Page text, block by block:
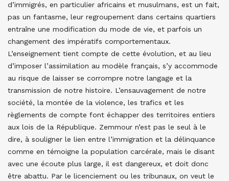
d’immigrés, en particulier africains et musulmans, est un fait,
pas un fantasme, leur regroupement dans certains quartiers
entraîne une modification du mode de vie, et parfois un
changement des impératifs comportementaux.
L’enseignement tient compte de cette évolution, et au lieu
d’imposer l’assimilation au modèle français, s’y accommode
au risque de laisser se corrompre notre langage et la
transmission de notre histoire. L’ensauvagement de notre
société, la montée de la violence, les trafics et les
règlements de compte font échapper des territoires entiers
aux lois de la République. Zemmour n’est pas le seul à le
dire, à souligner le lien entre l’immigration et la délinquance
comme en témoigne la population carcérale, mais le disant
avec une écoute plus large, il est dangereux, et doit donc
être abattu. Par le licenciement ou les tribunaux, on veut le